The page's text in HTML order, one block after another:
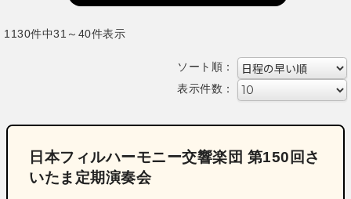
1130件中31～40件表示
ソート順：
表示件数：
日本フィルハーモニー交響楽団 第150回さ
いたま定期演奏会